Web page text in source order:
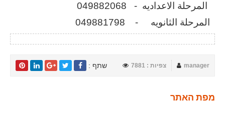
المرحلة الاعداديه - 049882068
المرحلة الثانويه - 049881798
manager צפיות : 7881 שתף :
מפת האתר